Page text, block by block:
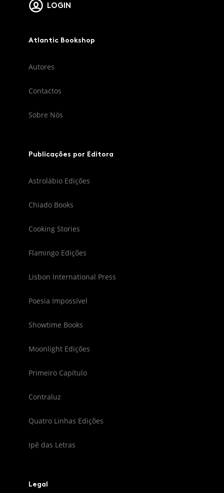
LOGIN
Atlantic Bookshop
Autores
Contactos
Sobre Nós
Publicações por Editora
Astrolábio Edições
Chiado Books
Cooking Stories
Flamingo Edições
Lisbon International Press
Poesia Impossível
Showtime Books
Moonlight Edições
Primeiro Capítulo
Contraluz
Quatro Linhas Edições
Ipê das Letras
Legal